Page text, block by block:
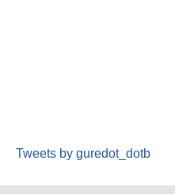
Tweets by guredot_dotb